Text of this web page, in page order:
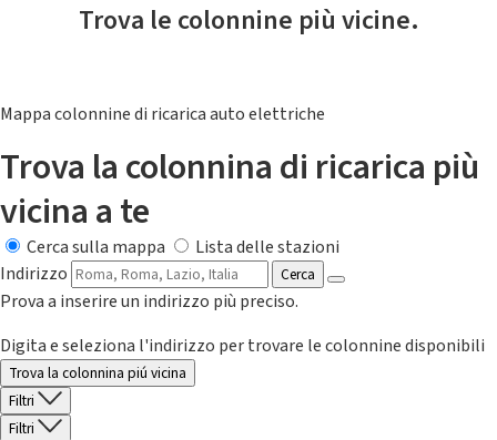
Trova le colonnine più vicine.
Mappa colonnine di ricarica auto elettriche
Trova la colonnina di ricarica più
vicina a te
Cerca sulla mappa
Lista delle stazioni
Indirizzo
Cerca
Prova a inserire un indirizzo più preciso.
Digita e seleziona l'indirizzo per trovare le colonnine disponibili
Trova la colonnina piú vicina
Filtri
Filtri